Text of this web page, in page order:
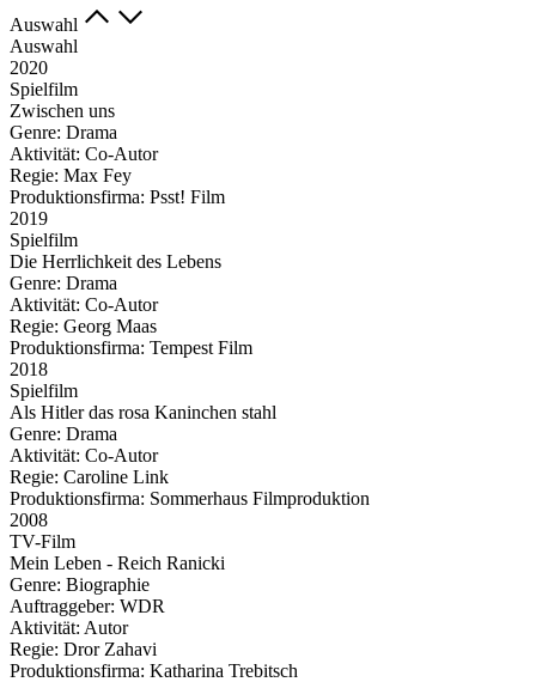
Auswahl
Auswahl
2020
Spielfilm
Zwischen uns
Genre: Drama
Aktivität: Co-Autor
Regie: Max Fey
Produktionsfirma: Psst! Film
2019
Spielfilm
Die Herrlichkeit des Lebens
Genre: Drama
Aktivität: Co-Autor
Regie: Georg Maas
Produktionsfirma: Tempest Film
2018
Spielfilm
Als Hitler das rosa Kaninchen stahl
Genre: Drama
Aktivität: Co-Autor
Regie: Caroline Link
Produktionsfirma: Sommerhaus Filmproduktion
2008
TV-Film
Mein Leben - Reich Ranicki
Genre: Biographie
Auftraggeber: WDR
Aktivität: Autor
Regie: Dror Zahavi
Produktionsfirma: Katharina Trebitsch